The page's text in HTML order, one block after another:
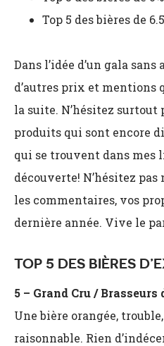
Top 5 des bières de
Dans l’idée d’un gala
d’autres prix et mentions
la suite. N’hésitez surtout
produits qui sont encore
qui se trouvent dans mes
découverte! N’hésitez
les commentaires, vos
dernière année. Vive le
TOP 5 DES BIÈRES
5 – Grand Cru / Brasseurs
Une bière orangée,
raisonnable. Rien